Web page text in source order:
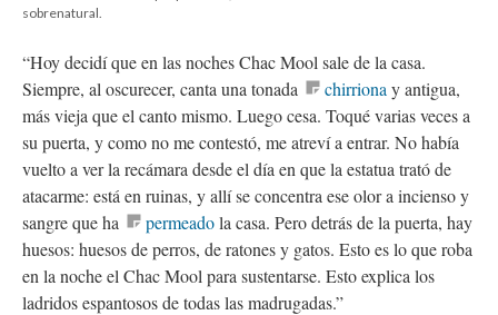
sobrenatural.
“Hoy decidí que en las noches Chac Mool sale de la casa.
Siempre, al oscurecer, canta una tonada
chirriona y antigua,
más vieja que el canto mismo. Luego cesa. Toqué varias veces a
su puerta, y como no me contestó, me atreví a entrar. No había
vuelto a ver la recámara desde el día en que la estatua trató de
atacarme: está en ruinas, y allí se concentra ese olor a incienso y
sangre que ha
permeadola casa. Pero detrás de la puerta, hay
huesos: huesos de perros, de ratones y gatos. Esto es lo que roba
en la noche el Chac Mool para sustentarse. Esto explica los
ladridos espantosos de todas las madrugadas.”